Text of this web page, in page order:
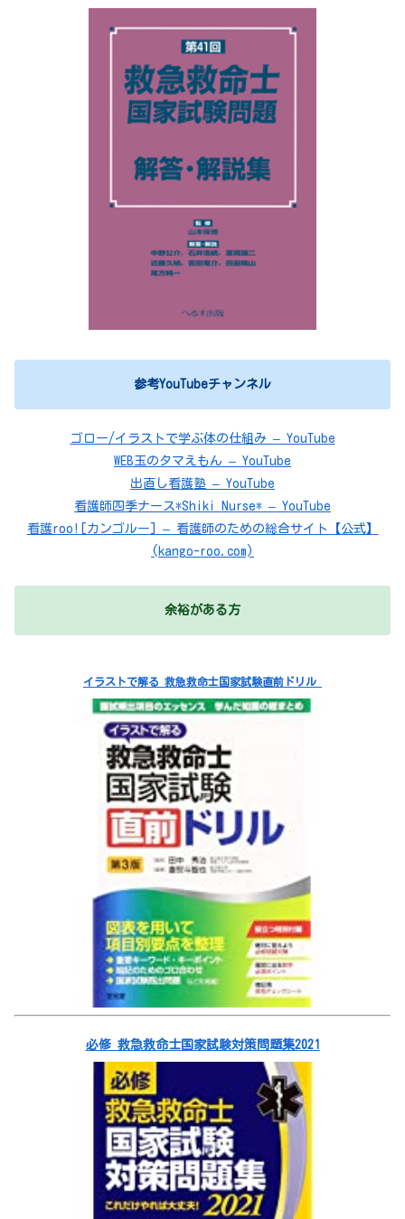
参考YouTubeチャンネル
ゴロー/イラストで学ぶ体の仕組み – YouTube
WEB玉のタマえもん – YouTube
出直し看護塾 – YouTube
看護師四季ナース*Shiki Nurse* – YouTube
看護roo![カンゴルー] – 看護師のための総合サイト【公式】
(kango-roo.com)
余裕がある方
イラストで解る 救急救命士国家試験直前ドリル
必修 救急救命士国家試験対策問題集2021